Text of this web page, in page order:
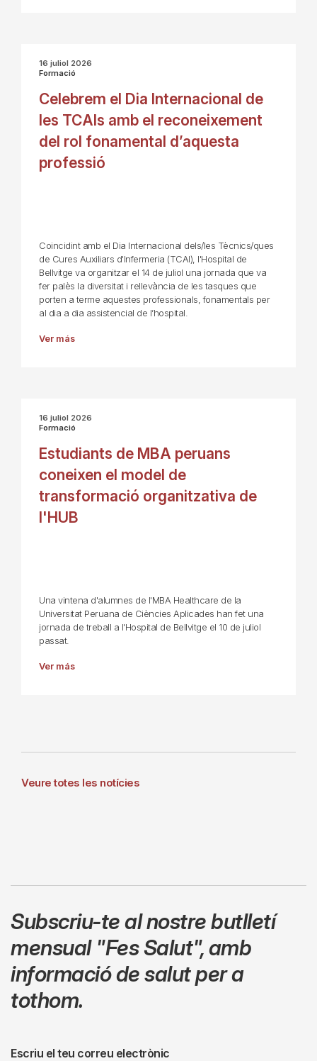
16 juliol 2026
Formació
Celebrem el Dia Internacional de
les TCAIs amb el reconeixement
del rol fonamental d’aquesta
professió
Coincidint amb el Dia Internacional dels/les Tècnics/ques
de Cures Auxiliars d'Infermeria (TCAI), l'Hospital de
Bellvitge va organitzar el 14 de juliol una jornada que va
fer palès la diversitat i rellevància de les tasques que
porten a terme aquestes professionals, fonamentals per
al dia a dia assistencial de l’hospital.
Ver más
16 juliol 2026
Formació
Estudiants de MBA peruans
coneixen el model de
transformació organitzativa de
l'HUB
Una vintena d'alumnes de l'MBA Healthcare de la
Universitat Peruana de Ciències Aplicades han fet una
jornada de treball a l'Hospital de Bellvitge el 10 de juliol
passat.
Ver más
Veure totes les notícies
Subscriu-te al nostre butlletí
mensual "Fes Salut",amb
informació de salut per a
tothom.
Escriu el teu correu electrònic